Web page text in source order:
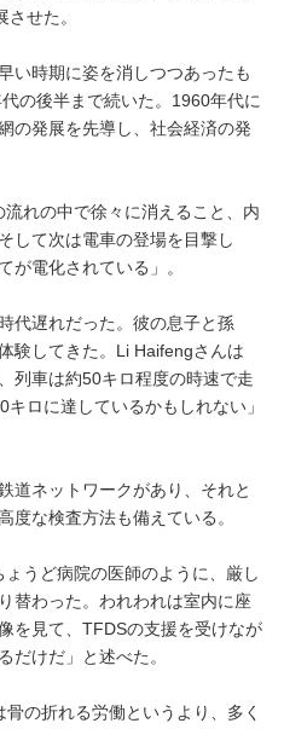
せた。
い時期に姿を消しつつあったも
の後半まで続いた。1960年代に
の発展を先導し、社会経済の発
れの中で徐々に消えること、内
して次は電車の登場を目撃し
が電化されている」。
代遅れだった。彼の息子と孫
験してきた。Li Haifengさんは
列車は約50キロ程度の時速で走
ロに達しているかもしれない」
道ネットワークがあり、それと
度な検査方法も備えている。
うど病院の医師のように、厳し
替わった。われわれは室内に座
を見て、TFDSの支援を受けなが
だけだ」と述べた。
の折れる労働というより、多く